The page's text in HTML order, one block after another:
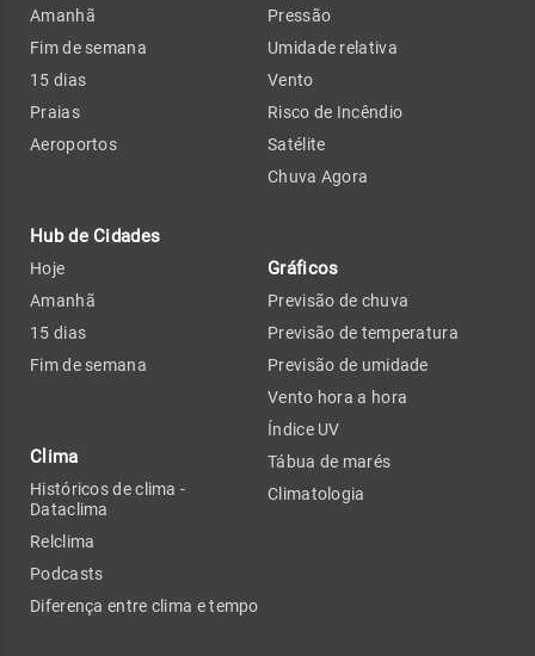
Amanhã
Fim de semana
15 dias
Praias
Aeroportos
Hub de Cidades
Hoje
Amanhã
15 dias
Fim de semana
Clima
Históricos de clima -
Dataclima
Relclima
Podcasts
Diferença entre clima e tempo
Pressão
Umidade relativa
Vento
Risco de Incêndio
Satélite
Chuva Agora
Gráficos
Previsão de chuva
Previsão de temperatura
Previsão de umidade
Vento hora a hora
Índice UV
Tábua de marés
Climatologia